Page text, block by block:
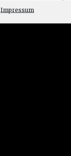
Impressum